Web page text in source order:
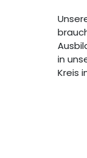
in
Kreis